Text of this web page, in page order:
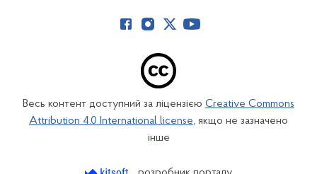
Весь контент доступний за ліцензією Creative Commons
Attribution 4.0 International license, якщо не зазначено
інше